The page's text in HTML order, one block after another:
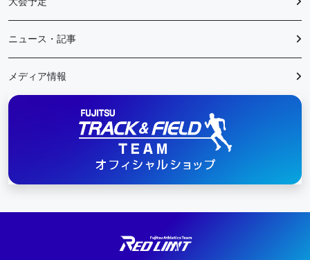
ニュース・記事
メディア情報